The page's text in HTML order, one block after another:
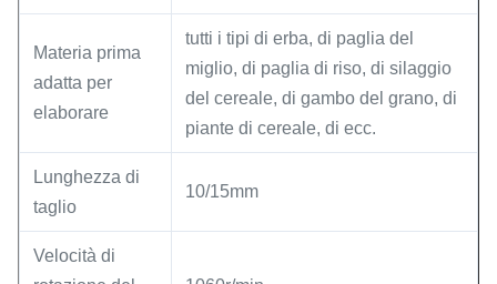
Materia prima
adatta per
elaborare
tutti i tipi di erba, di paglia del
miglio, di paglia di riso, di silaggio
del cereale, di gambo del grano, di
piante di cereale, di ecc.
Lunghezza di
taglio
10/15mm
Velocità di